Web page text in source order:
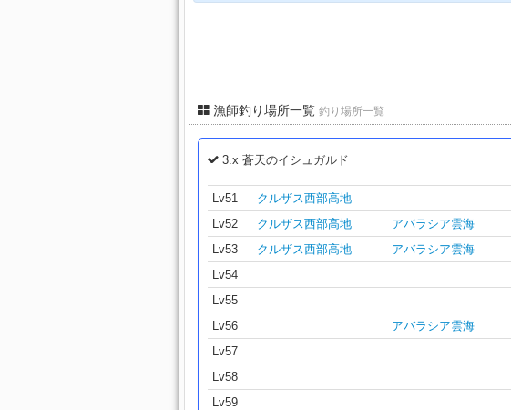
漁師釣り場所一覧 釣り場所一覧
3.x 蒼天のイシュガルド
Lv51
クルザス西部高地
Lv52
クルザス西部高地 アバラシア雲海
Lv53
クルザス西部高地
アバラシア雲海
Lv54
Lv55
Lv56
アバラシア雲海
Lv57
Lv58
Lv59